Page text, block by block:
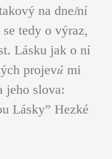
na dnešní
tedy o výraz,
Lásku jak o ní
projevů mi
jeho slova:
Lásky” Hezké